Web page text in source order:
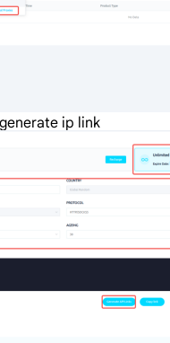
ip link